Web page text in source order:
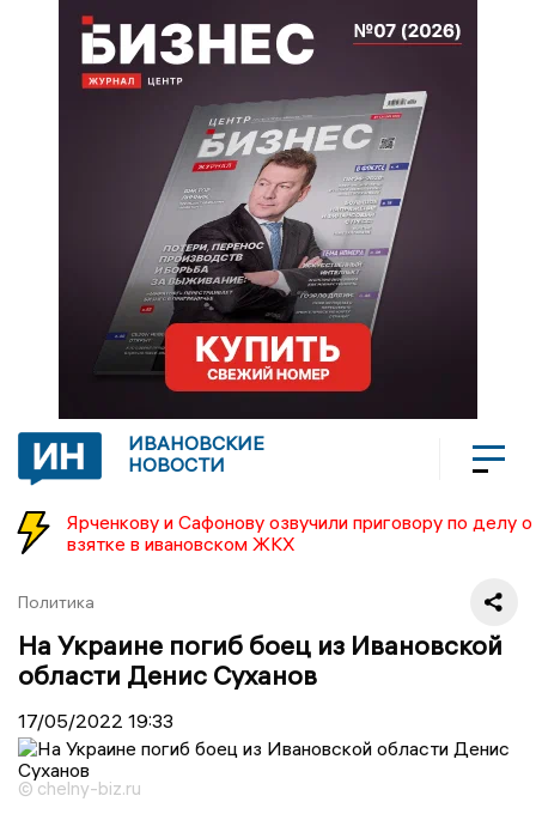
ИВАНОВСКИЕ
НОВОСТИ
Ярченкову и Сафонову озвучили приговору по делу о
взятке в ивановском ЖКХ
Политика
На Украине погиб боец из Ивановской
области Денис Суханов
17/05/2022 19:33
© chelny-biz.ru